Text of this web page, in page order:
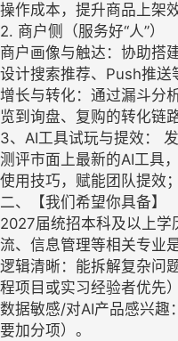
操作成本，提升商品上架效
2. 商户侧（服务好“人”）
商户画像与触达：协助搭
设计搜索推荐、Push推送
增长与转化：通过漏斗分
览到询盘、复购的转化链路
3、AI工具试玩与提效：
测评市面上最新的AI工具
使用技巧，赋能团队提效；
二、【我们希望你具备】
2027届统招本科及以上学
流、信息管理等相关专业
逻辑清晰：能拆解复杂问
程项目或实习经验者优先）
数据敏感/对AI产品感兴趣
要加分项）。